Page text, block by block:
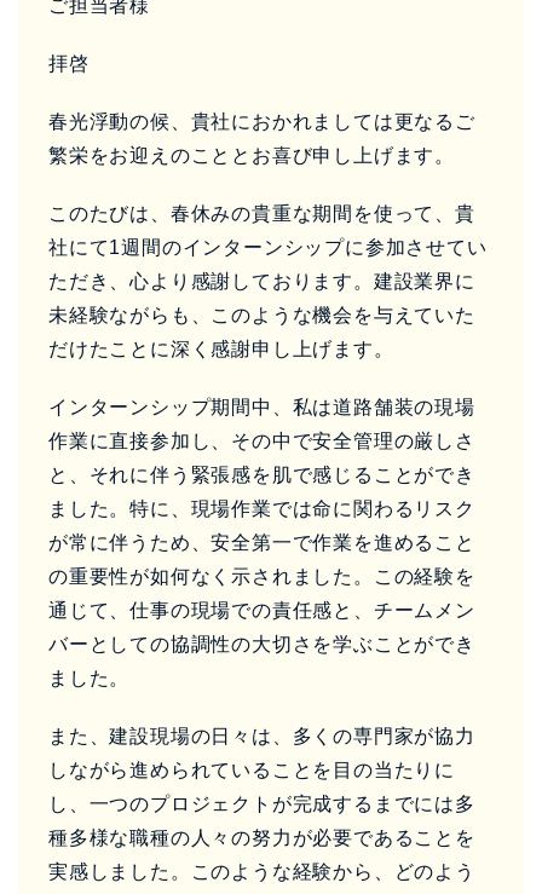
ご担当者様
拝啓
春光浮動の候、貴社におかれましては更なるご
繁栄をお迎えのこととお喜び申し上げます。
このたびは、春休みの貴重な期間を使って、貴
社にて1週間のインターンシップに参加させてい
ただき、心より感謝しております。建設業界に
未経験ながらも、このような機会を与えていた
だけたことに深く感謝申し上げます。
インターンシップ期間中、私は道路舗装の現場
作業に直接参加し、その中で安全管理の厳しさ
と、それに伴う緊張感を肌で感じることができ
ました。特に、現場作業では命に関わるリスク
が常に伴うため、安全第一で作業を進めること
の重要性が如何なく示されました。この経験を
通じて、仕事の現場での責任感と、チームメン
バーとしての協調性の大切さを学ぶことができ
ました。
また、建設現場の日々は、多くの専門家が協力
しながら進められていることを目の当たりに
し、一つのプロジェクトが完成するまでには多
種多様な職種の人々の努力が必要であることを
実感しました。このような経験から、どのよう